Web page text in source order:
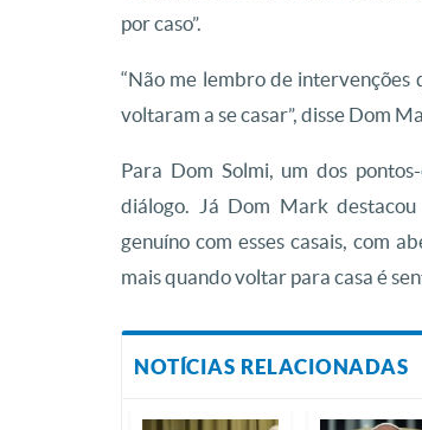
por caso”.
“Não me lembro de intervenções
voltaram a se casar”, disse Dom
Para Dom Solmi, um dos
diálogo. Já Dom Mark
genuíno com esses casais, com
mais quando voltar para casa é
NOTÍCIAS RELACIONADAS